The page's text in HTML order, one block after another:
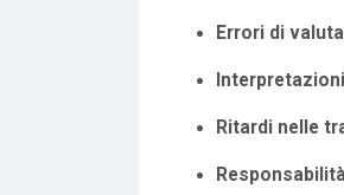
Errori di
Ritardi nelle